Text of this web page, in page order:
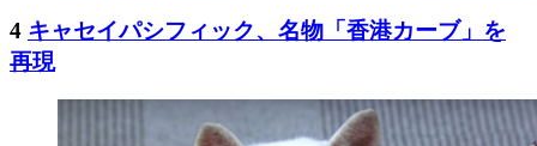
4 キャセイパシフィック、名物「香港カーブ」を
再現